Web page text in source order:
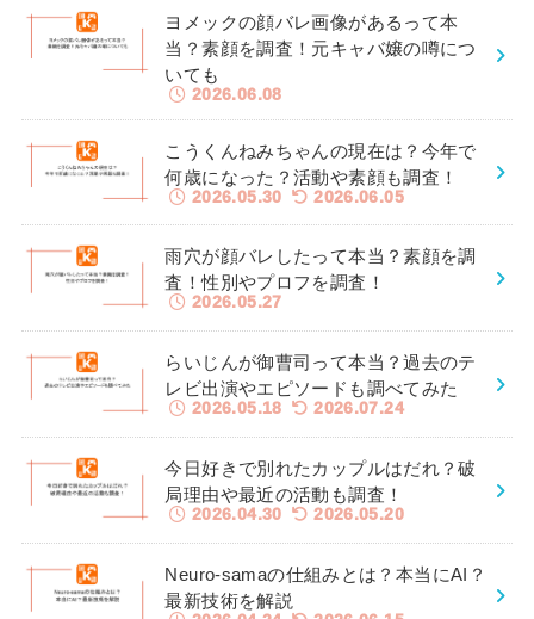
ヨメックの顔バレ画像があるって本
当？素顔を調査！元キャバ嬢の噂につ
いても
2026.06.08
こうくんねみちゃんの現在は？今年で
何歳になった？活動や素顔も調査！
2026.05.30 2026.06.05
雨穴が顔バレしたって本当？素顔を調
査！性別やプロフを調査！
2026.05.27
らいじんが御曹司って本当？過去のテ
レビ出演やエピソードも調べてみた
2026.05.18 2026.07.24
今日好きで別れたカップルはだれ？破
局理由や最近の活動も調査！
2026.04.30 2026.05.20
Neuro-samaの仕組みとは？本当にAI？
最新技術を解説